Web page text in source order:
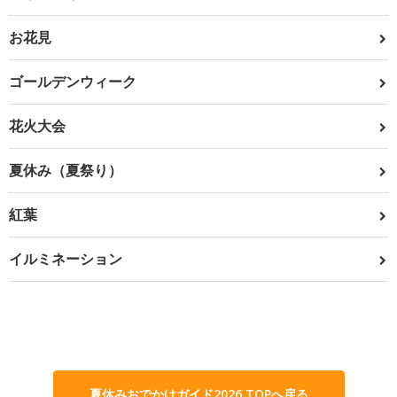
お花見
ゴールデンウィーク
花火大会
夏休み（夏祭り）
紅葉
イルミネーション